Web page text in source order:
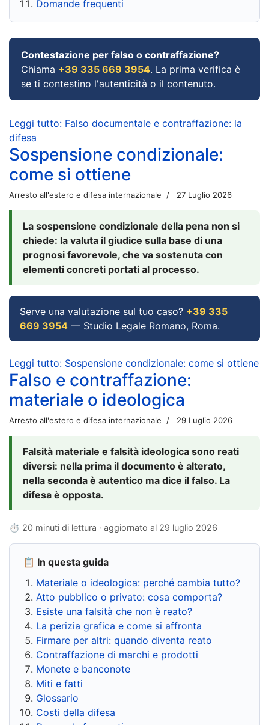
Domande frequenti
Contestazione per falso o contraffazione?
Chiama +39 335 669 3954. La prima verifica è
se ti contestino l'autenticità o il contenuto.
Leggi tutto: Falso documentale e contraffazione: la
difesa
Sospensione condizionale:
come si ottiene
Arresto all'estero e difesa internazionale 27 Luglio 2026
La sospensione condizionale della pena non si
chiede: la valuta il giudice sulla base di una
prognosi favorevole, che va sostenuta con
elementi concreti portati al processo.
Serve una valutazione sul tuo caso? +39 335
669 3954 — Studio Legale Romano, Roma.
Leggi tutto: Sospensione condizionale: come si ottiene
Falso e contraffazione:
materiale o ideologica
Arresto all'estero e difesa internazionale 29 Luglio 2026
Falsità materiale e falsità ideologica sono reati
diversi: nella prima il documento è alterato,
nella seconda è autentico ma dice il falso. La
difesa è opposta.
⏱ 20 minuti di lettura · aggiornato al 29 luglio 2026
📋 In questa guida
Materiale o ideologica: perché cambia tutto?
Atto pubblico o privato: cosa comporta?
Esiste una falsità che non è reato?
La perizia grafica e come si affronta
Firmare per altri: quando diventa reato
Contraffazione di marchi e prodotti
Monete e banconote
Miti e fatti
Glossario
Costi della difesa